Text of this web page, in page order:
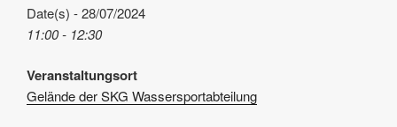
Date(s) - 28/07/2024
11:00 - 12:30
Veranstaltungsort
Gelände der SKG Wassersportabteilung